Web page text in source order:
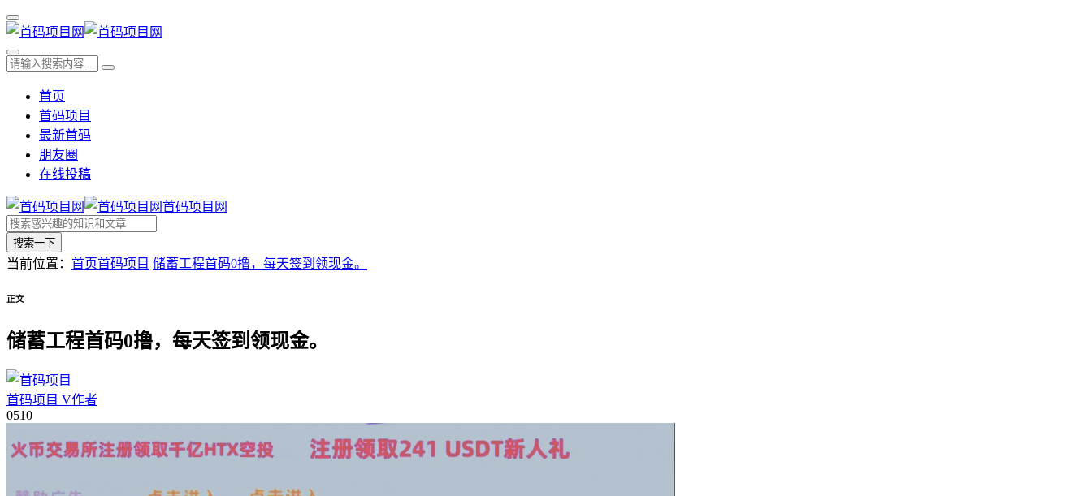
首页
首码项目
最新首码
朋友圈
在线投稿
首码项目网
搜索一下
当前位置： 首页首码项目 储蓄工程首码0撸，每天签到领现金。
正文
储蓄工程首码0撸，每天签到领现金。
首码项目 V作者
0510